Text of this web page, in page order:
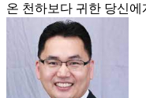
온 천하보다 귀한 당신에